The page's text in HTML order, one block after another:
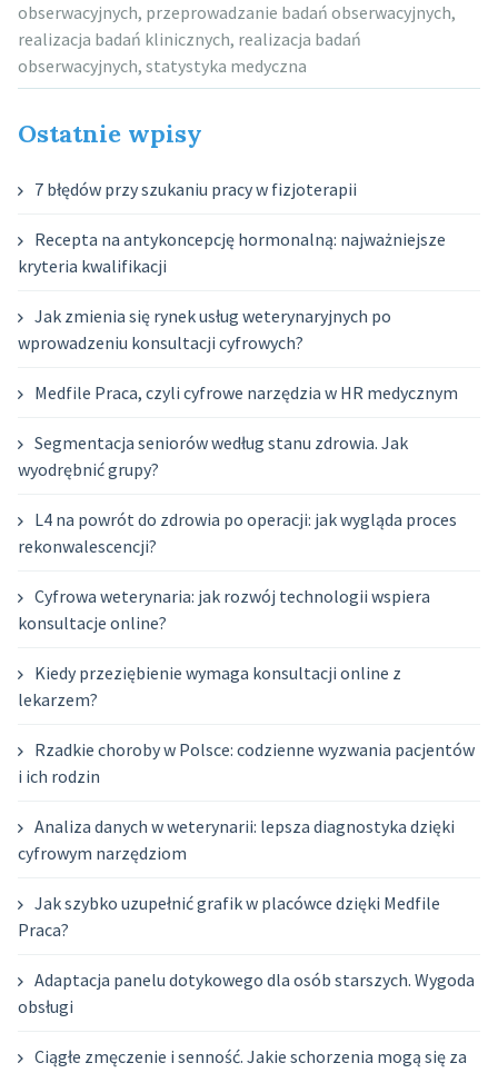
obserwacyjnych, przeprowadzanie badań obserwacyjnych,
realizacja badań klinicznych, realizacja badań
obserwacyjnych, statystyka medyczna
Ostatnie wpisy
7 błędów przy szukaniu pracy w fizjoterapii
Recepta na antykoncepcję hormonalną: najważniejsze
kryteria kwalifikacji
Jak zmienia się rynek usług weterynaryjnych po
wprowadzeniu konsultacji cyfrowych?
Medfile Praca, czyli cyfrowe narzędzia w HR medycznym
Segmentacja seniorów według stanu zdrowia. Jak
wyodrębnić grupy?
L4 na powrót do zdrowia po operacji: jak wygląda proces
rekonwalescencji?
Cyfrowa weterynaria: jak rozwój technologii wspiera
konsultacje online?
Kiedy przeziębienie wymaga konsultacji online z
lekarzem?
Rzadkie choroby w Polsce: codzienne wyzwania pacjentów
i ich rodzin
Analiza danych w weterynarii: lepsza diagnostyka dzięki
cyfrowym narzędziom
Jak szybko uzupełnić grafik w placówce dzięki Medfile
Praca?
Adaptacja panelu dotykowego dla osób starszych. Wygoda
obsługi
Ciągłe zmęczenie i senność. Jakie schorzenia mogą się za